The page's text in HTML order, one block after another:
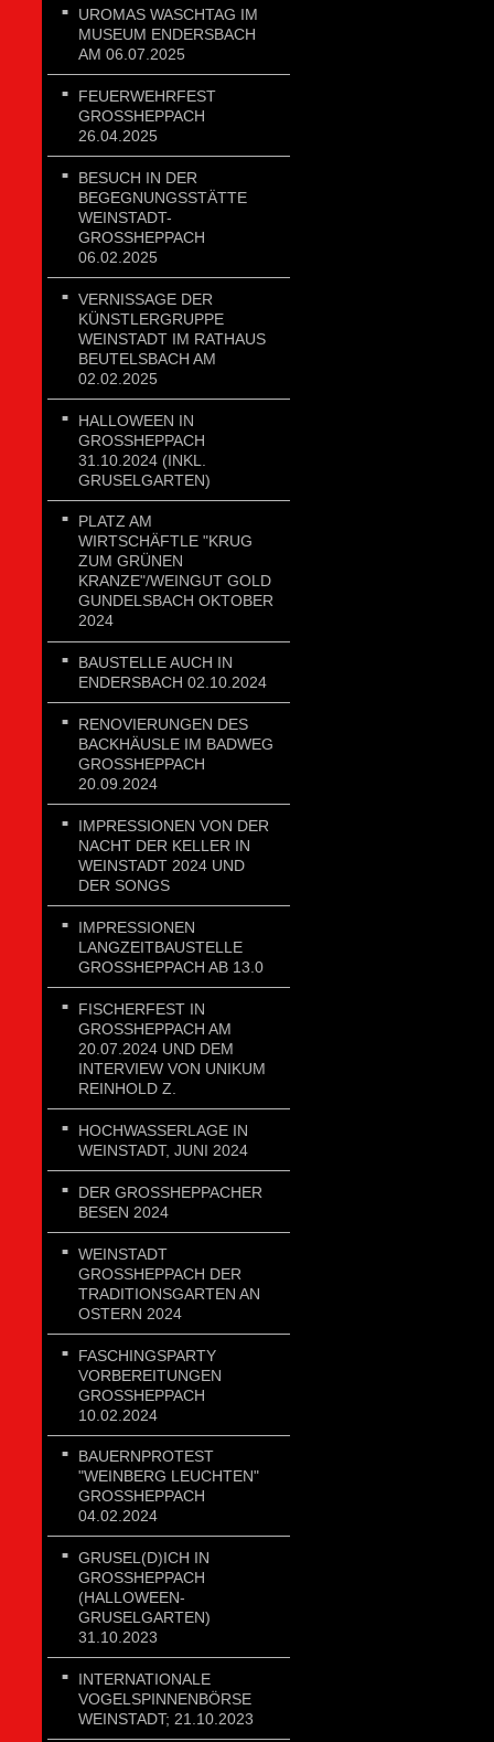
UROMAS WASCHTAG IM
MUSEUM ENDERSBACH
AM 06.07.2025
FEUERWEHRFEST
GROSSHEPPACH 2
6.04.2025
BESUCH IN DER
BEGEGNUNGSSTÄTTE
WEINSTADT-
GROSSHEPPACH 0
6.02.2025
VERNISSAGE DER
KÜNSTLERGRUPPE
WEINSTADT IM RATHAUS
BEUTELSBACH AM
02.02.2025
HALLOWEEN IN
GROSSHEPPACH 3
1.10.2024 (INKL. G
RUSELGARTEN)
PLATZ AM
WIRTSCHÄFTLE "KRUG
ZUM GRÜNEN
KRANZE"/WEINGUT GOLD
GUNDELSBACH OKTOBER
2024
BAUSTELLE AUCH IN
ENDERSBACH 02.10.2024
RENOVIERUNGEN DES
BACKHÄUSLE IM BADWEG
GROSSHEPPACH 2
0.09.2024
IMPRESSIONEN VON DER
NACHT DER KELLER IN
WEINSTADT 2024 UND
DER SONGS
IMPRESSIONEN
LANGZEITBAUSTELLE
GROSSHEPPACH AB 13.0
FISCHERFEST IN
GROSSHEPPACH AM 2
0.07.2024 UND DEM I
NTERVIEW VON UNIKUM R
EINHOLD Z.
HOCHWASSERLAGE IN
WEINSTADT, JUNI 2024
DER GROSSHEPPACHER B
ESEN 2024
WEINSTADT
GROSSHEPPACH DER T
RADITIONSGARTEN AN O
STERN 2024
FASCHINGSPARTY
VORBEREITUNGEN
GROSSHEPPACH 1
0.02.2024
BAUERNPROTEST
"WEINBERG LEUCHTEN"
GROSSHEPPACH 0
4.02.2024
GRUSEL(D)ICH IN
GROSSHEPPACH (
HALLOWEEN-G
RUSELGARTEN) 3
1.10.2023
INTERNATIONALE
VOGELSPINNENBÖRSE
WEINSTADT; 21.10.2023